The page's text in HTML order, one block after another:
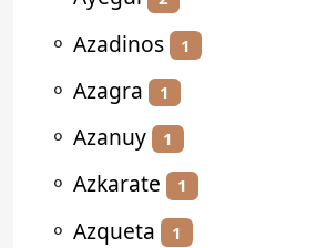
⚬ Azadinos 1
⚬ Azagra 1
⚬ Azanuy 1
⚬ Azkarate 1
⚬ Azqueta 1